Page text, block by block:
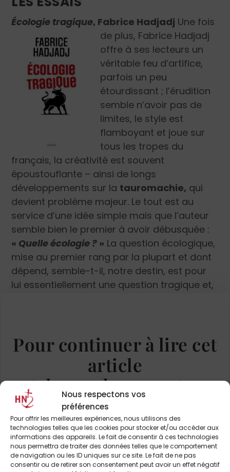
Nous respectons vos
préférences
Pour offrir les meilleures expériences, nous utilisons des
technologies telles que les cookies pour stocker et/ou accéder aux
informations des appareils. Le fait de consentir à ces technologies
nous permettra de traiter des données telles que le comportement
de navigation ou les ID uniques sur ce site. Le fait de ne pas
consentir ou de retirer son consentement peut avoir un effet négatif
Écologie tragique, Fabrice Hadjadj Une fois
de plus, Fabrice Hadjadj
offre à ses lecteurs un
véritable feu d’artifice,
parfois un peu
étourdissant ; l’érudition
semble n’avoir pas de
limites, le style est
flamboyant et joue sur
tous les tropes du
français, la créativité est souvent
époustouflante – ainsi de longs
développements sur la tauromachie, qui
devient problème majeur. Le tout est au
service d’une idée simple mais que l’auteur
semble bien le premier à avoir débusquée :
« Quelle écologie ? » La question écologique,
mise au premier rang par la plupart et dont
dépend, semble-t-il, notre destin, est pour
lui essentiellement une question tragique et,
méchant » et aux impasses de la déification
de la nature, mais aussi au projet cartésien
de domination mécanique sur celle-ci,
Fabrice Hadjadj rappelle que la nature n’a
pas attendu l’homme pour produire cinq
extinctions massives sur la Terre. Il faut donc
aller plus loin qu’elle et le légitime respect
que nous lui devons pour comprendre que
ce qui est en jeu estle destin de la Création
autant que celui de l’homme. Les deux ne
Pour continuer à lire cet
article
et de nombreux autres
ABONNEZ-VOUS DÈS À
PRÉSENT